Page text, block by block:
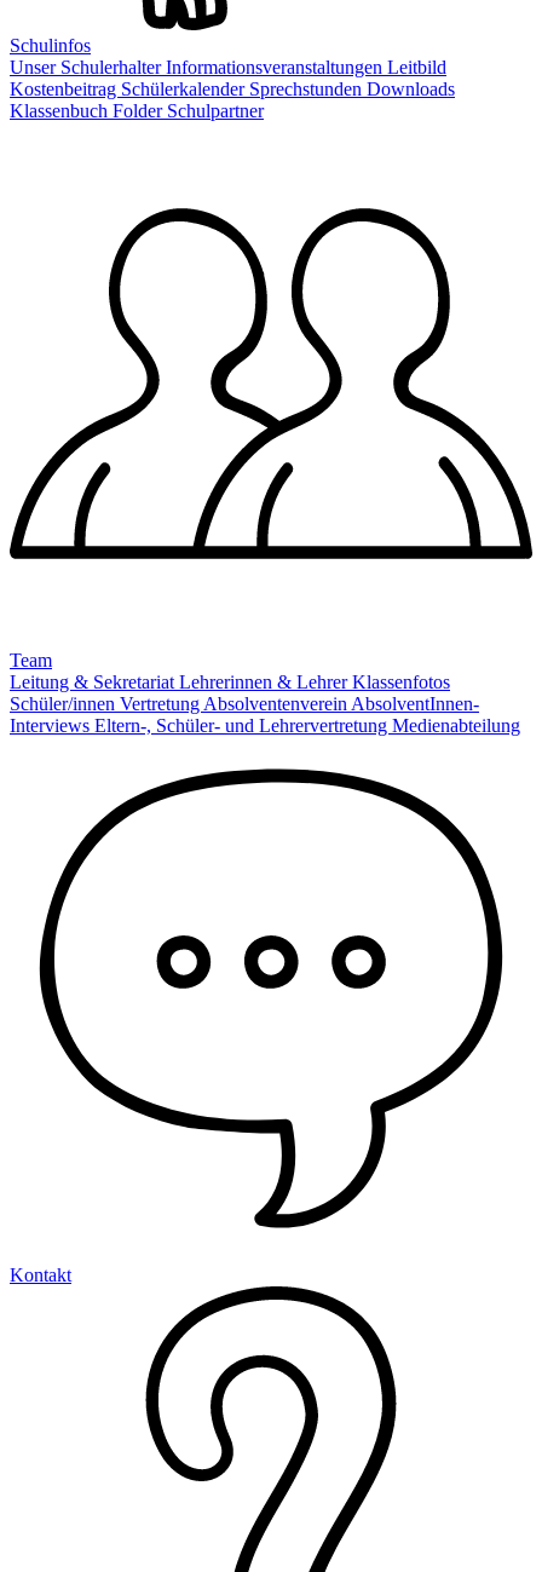
Schulinfos
Unser SchulerhalterInformationsveranstaltungen Leitbild
Kostenbeitrag Schülerkalender Sprechstunden Downloads
Klassenbuch Folder Schulpartner
Team
Leitung & Sekretariat Lehrerinnen & LehrerKlassenfotos
Schüler/innen Vertretung Absolventenverein AbsolventInnen-
Interviews Eltern-, Schüler- und Lehrervertretung Medienabteilung
Kontakt